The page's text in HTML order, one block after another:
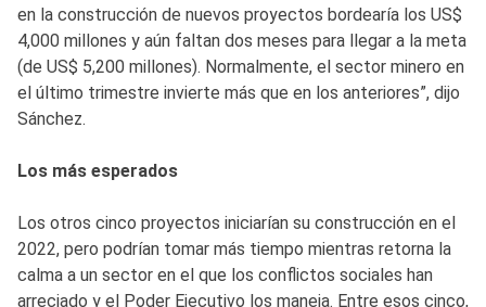
en la construcción de nuevos proyectos bordearía los US$
4,000 millones y aún faltan dos meses para llegar a la meta
(de US$ 5,200 millones). Normalmente, el sector minero en
el último trimestre invierte más que en los anteriores”, dijo
Sánchez.
Los más esperados
Los otros cinco proyectos iniciarían su construcción en el
2022, pero podrían tomar más tiempo mientras retorna la
calma a un sector en el que los conflictos sociales han
arreciado y el Poder Ejecutivo los maneja. Entre esos cinco,